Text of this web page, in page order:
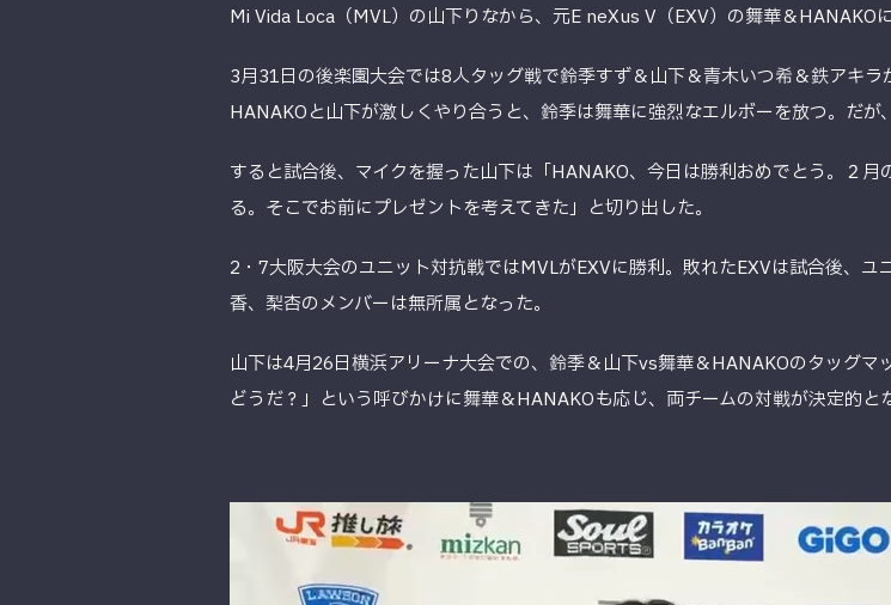
Mi Vida Loca（MVL）の山下りなから、元E neXus V（EXV）の舞華＆HANAKO
3月31日の後楽園大会では8人タッグ戦で鈴季すず＆山下＆青木いつ希＆鉄アキラ
HANAKOと山下が激しくやり合うと、鈴季は舞華に強烈なエルボーを放つ。だが
すると試合後、マイクを握った山下は「HANAKO、今日は勝利おめでとう。２
る。そこでお前にプレゼントを考えてきた」と切り出した。
2・7大阪大会のユニット対抗戦ではMVLがEXVに勝利。敗れたEXVは試合後、
香、梨杏のメンバーは無所属となった。
山下は4月26日横浜アリーナ大会での、鈴季＆山下vs舞華＆HANAKOのタッグマ
どうだ？」という呼びかけに舞華＆HANAKOも応じ、両チームの対戦が決定的と